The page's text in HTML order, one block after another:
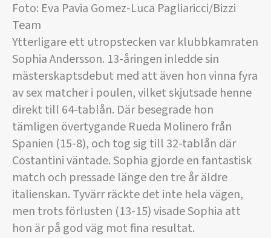
Foto: Eva Pavia Gomez-Luca Pagliaricci/Bizzi
Team
Ytterligare ett utropstecken var klubbkamraten
Sophia Andersson. 13-åringen inledde sin
mästerskaptsdebut med att även hon vinna fyra
av sex matcher i poulen, vilket skjutsade henne
direkt till 64-tablån. Där besegrade hon
tämligen övertygande Rueda Molinero från
Spanien (15-8), och tog sig till 32-tablån där
Costantini väntade. Sophia gjorde en fantastisk
match och pressade länge den tre år äldre
italienskan. Tyvärr räckte det inte hela vägen,
men trots förlusten (13-15) visade Sophia att
hon är på god väg mot fina resultat.